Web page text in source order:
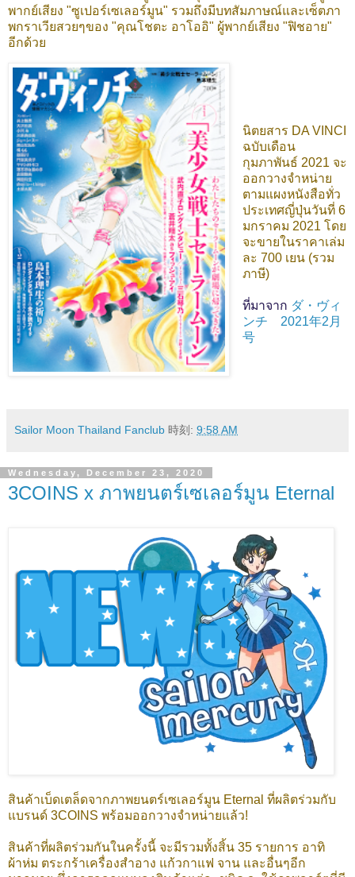
พากย์เสียง "ซูเปอร์เซเลอร์มูน" รวมถึงมีบทสัมภาษณ์และเซ็ตภา
พกราเวียสวยๆของ "คุณโชตะ อาโออิ" ผู้พากย์เสียง "ฟิชอาย"
อีกด้วย
นิตยสาร DA VINCI
ฉบับเดือน
กุมภาพันธ์ 2021 จะ
ออกวางจำหน่าย
ตามแผงหนังสือทั่ว
ประเทศญี่ปุ่นวันที่ 6
มกราคม 2021 โดย
จะขายในราคาเล่ม
ละ 700 เยน (รวม
ภาษี)
ที่มาจาก ダ・ヴィ
ンチ 2021年2月
号
Sailor Moon Thailand Fanclub 時刻: 9:58 AM
Wednesday, December 23, 2020
3COINS x ภาพยนตร์เซเลอร์มูน Eternal
สินค้าเบ็ดเตล็ดจากภาพยนตร์เซเลอร์มูน Eternal ที่ผลิตร่วมกับ
แบรนด์ 3COINS พร้อมออกวางจำหน่ายแล้ว!
สินค้าที่ผลิตร่วมกันในครั้งนี้ จะมีรวมทั้งสิ้น 35 รายการ อาทิ
ผ้าห่ม ตระกร้าเครื่องสำอาง แก้วกาแฟ จาน และอื่นๆอีก